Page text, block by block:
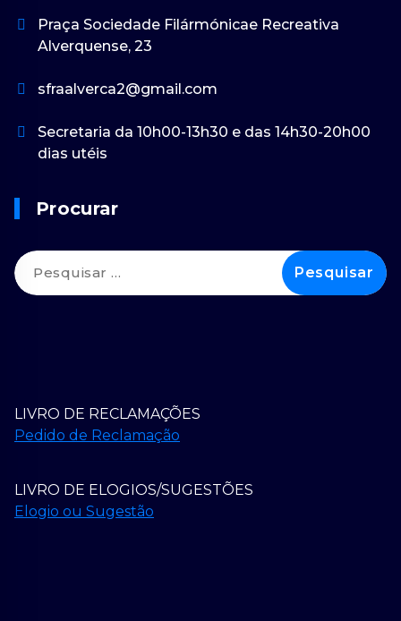
Praça Sociedade Filármónicae Recreativa
Alverquense, 23
sfraalverca2@gmail.com
Secretaria da 10h00-13h30 e das 14h30-20h00
dias utéis
Procurar
Pesquisar
por:
LIVRO DE RECLAMAÇÕES
Pedido de Reclamação
LIVRO DE ELOGIOS/SUGESTÕES
Elogio ou Sugestão